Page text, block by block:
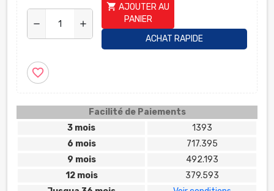
remove add
shopping_cart AJOUTER AU
PANIER
ACHAT RAPIDE
favorite_border
Facilité de Paiements
3 mois
1393
6 mois
717.395
9 mois
492.193
12 mois
379.593